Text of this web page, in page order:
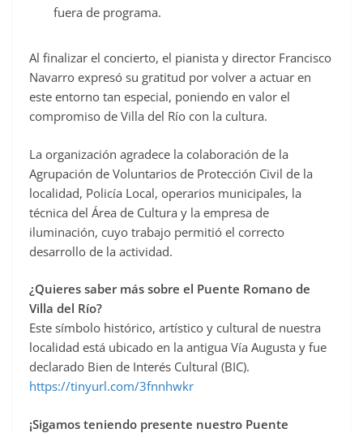
fuera de programa.
Al finalizar el concierto, el pianista y director Francisco
Navarro expresó su gratitud por volver a actuar en
este entorno tan especial, poniendo en valor el
compromiso de Villa del Río con la cultura.
La organización agradece la colaboración de la
Agrupación de Voluntarios de Protección Civil de la
localidad, Policía Local, operarios municipales, la
técnica del Área de Cultura y la empresa de
iluminación, cuyo trabajo permitió el correcto
desarrollo de la actividad.
¿Quieres saber más sobre el Puente Romano de
Villa del Río?
Este símbolo histórico, artístico y cultural de nuestra
localidad está ubicado en la antigua Vía Augusta y fue
declarado Bien de Interés Cultural (BIC).
https://tinyurl.com/3fnnhwkr
¡Sigamos teniendo presente nuestro Puente